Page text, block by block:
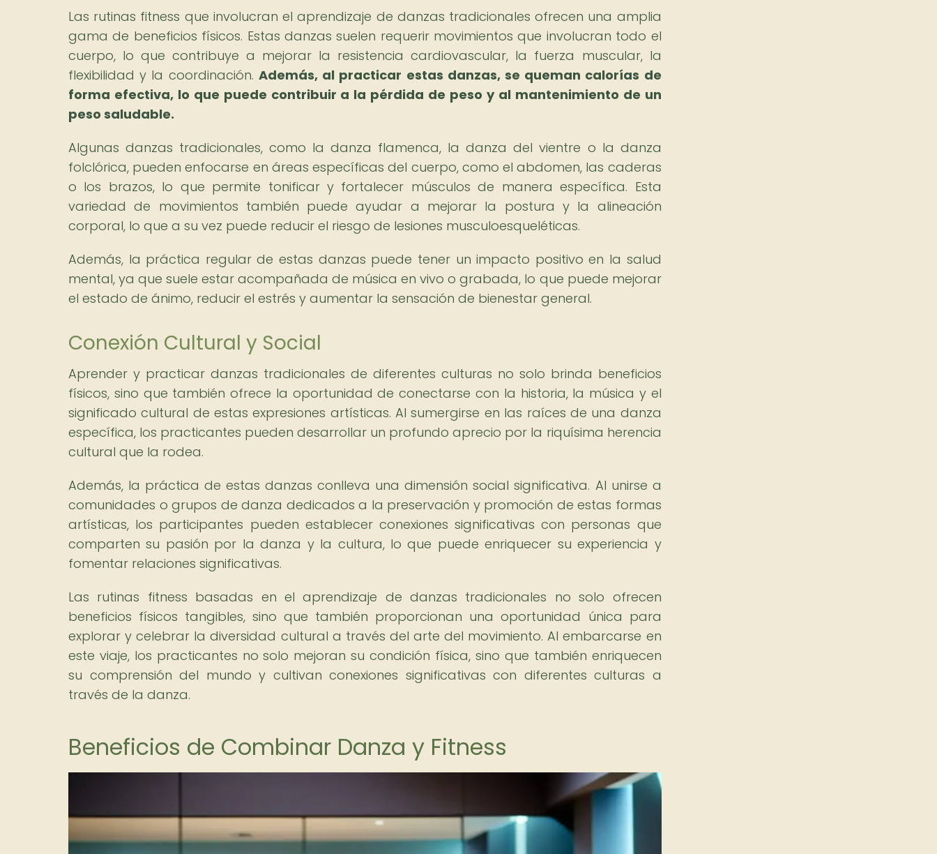
Las rutinas fitness que involucran el aprendizaje de danzas tradicionales ofrecen una amplia
gama de beneficios físicos. Estas danzas suelen requerir movimientos que involucran todo el
cuerpo, lo que contribuye a mejorar la resistencia cardiovascular, la fuerza muscular, la
flexibilidad y la coordinación. Además, al practicar estas danzas, se queman calorías de
forma efectiva, lo que puede contribuir a la pérdida de peso y al mantenimiento de un
peso saludable.
Algunas danzas tradicionales, como la danza flamenca, la danza del vientre o la danza
folclórica, pueden enfocarse en áreas específicas del cuerpo, como el abdomen, las caderas
o los brazos, lo que permite tonificar y fortalecer músculos de manera específica. Esta
variedad de movimientos también puede ayudar a mejorar la postura y la alineación
corporal, lo que a su vez puede reducir el riesgo de lesiones musculoesqueléticas.
Además, la práctica regular de estas danzas puede tener un impacto positivo en la salud
mental, ya que suele estar acompañada de música en vivo o grabada, lo que puede mejorar
el estado de ánimo, reducir el estrés y aumentar la sensación de bienestar general.
Conexión Cultural y Social
Aprender y practicar danzas tradicionales de diferentes culturas no solo brinda beneficios
físicos, sino que también ofrece la oportunidad de conectarse con la historia, la música y el
significado cultural de estas expresiones artísticas. Al sumergirse en las raíces de una danza
específica, los practicantes pueden desarrollar un profundo aprecio por la riquísima herencia
cultural que la rodea.
Además, la práctica de estas danzas conlleva una dimensión social significativa. Al unirse a
comunidades o grupos de danza dedicados a la preservación y promoción de estas formas
artísticas, los participantes pueden establecer conexiones significativas con personas que
comparten su pasión por la danza y la cultura, lo que puede enriquecer su experiencia y
fomentar relaciones significativas.
Las rutinas fitness basadas en el aprendizaje de danzas tradicionales no solo ofrecen
beneficios físicos tangibles, sino que también proporcionan una oportunidad única para
explorar y celebrar la diversidad cultural a través del arte del movimiento. Al embarcarse en
este viaje, los practicantes no solo mejoran su condición física, sino que también enriquecen
su comprensión del mundo y cultivan conexiones significativas con diferentes culturas a
través de la danza.
Beneficios de Combinar Danza y Fitness